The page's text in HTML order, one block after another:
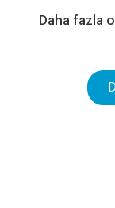
Daha fazla